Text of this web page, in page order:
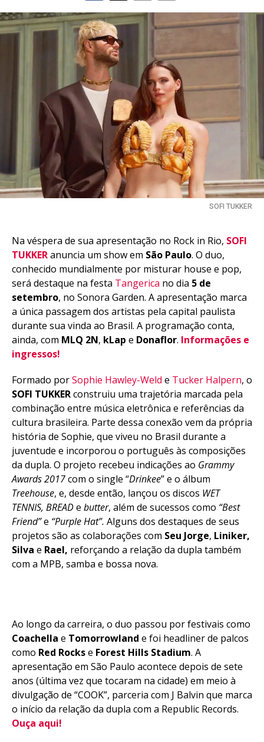
SOFI TUKKER
Na véspera de sua apresentação no Rock in Rio, SOFI
TUKKERanuncia um show em São Paulo. O duo,
conhecido mundialmente por misturar house e pop,
será destaque na festa Tangerica no dia 5 de
setembro, no Sonora Garden. A apresentação marca
a única passagem dos artistas pela capital paulista
durante sua vinda ao Brasil. A programação conta,
ainda, com MLQ 2N, kLap e Donaflor. Informações e
ingressos!
Formado porSophie Hawley-Weld e Tucker Halpern, o
SOFI TUKKERconstruiu uma trajetória marcada pela
combinação entre música eletrônica e referências da
cultura brasileira. Parte dessa conexão vem da própria
história de Sophie, que viveu no Brasil durante a
juventude e incorporou o português às composições
da dupla. O projeto recebeu indicações ao Grammy
Awards 2017com o single “Drinkee” e o álbum
Treehouse, e, desde então, lançou os discos WET
TENNIS, BREADe butter, além de sucessos como “Best
Friend”e “Purple Hat”. Alguns dos destaques de seus
projetos são as colaborações com Seu Jorge, Liniker,
Silva e Rael, reforçando a relação da dupla também
com a MPB, samba e bossa nova.
Ao longo da carreira, o duo passou por festivais como
Coachella e Tomorrowland e foi headliner de palcos
como Red Rockse Forest Hills Stadium. A
apresentação em São Paulo acontece depois de sete
anos (última vez que tocaram na cidade) em meio à
divulgação de “COOK”, parceria com J Balvin que marca
o início da relação da dupla com a Republic Records.
Ouça aqui!